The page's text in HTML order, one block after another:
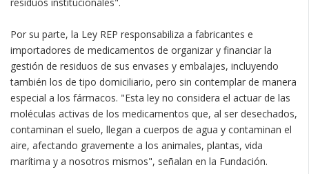
Por su parte, la Ley REP responsabiliza a fabricantes e
importadores de medicamentos de organizar y financiar la
gestión de residuos de sus envases y embalajes, incluyendo
también los de tipo domiciliario, pero sin contemplar de manera
especial a los fármacos. "Esta ley no considera el actuar de las
moléculas activas de los medicamentos que, al ser desechados,
contaminan el suelo, llegan a cuerpos de agua y contaminan el
aire, afectando gravemente a los animales, plantas, vida
marítima y a nosotros mismos", señalan en la Fundación.